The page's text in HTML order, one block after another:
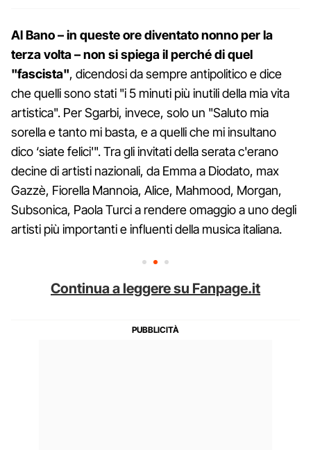
Al Bano – in queste ore diventato nonno per la
terza volta – non si spiega il perché di quel
"fascista", dicendosi da sempre antipolitico e dice
che quelli sono stati "i 5 minuti più inutili della mia vita
artistica". Per Sgarbi, invece, solo un "Saluto mia
sorella e tanto mi basta, e a quelli che mi insultano
dico ‘siate felici'". Tra gli invitati della serata c'erano
decine di artisti nazionali, da Emma a Diodato, max
Gazzè, Fiorella Mannoia, Alice, Mahmood, Morgan,
Subsonica, Paola Turci a rendere omaggio a uno degli
artisti più importanti e influenti della musica italiana.
Continua a leggere su Fanpage.it